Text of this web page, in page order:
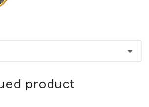
product